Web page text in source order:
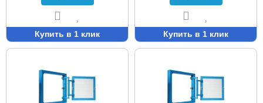
Купить в 1 клик Купить в 1 клик